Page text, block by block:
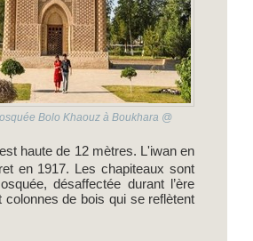
Bolo Khaouz à Boukhara @
haute de 12 mètres. L'iwan en
en 1917. Les chapiteaux sont
désaffectée durant l’ère
de bois qui se reflètent